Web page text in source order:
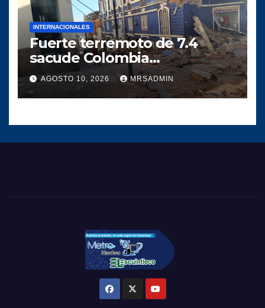
INTERNACIONALES
Fuerte terremoto de 7.4
sacude Colombia
provocando severos daños a
viviendas, edificios e
infraestructura
AGOSTO 10, 2026 MRSADMIN